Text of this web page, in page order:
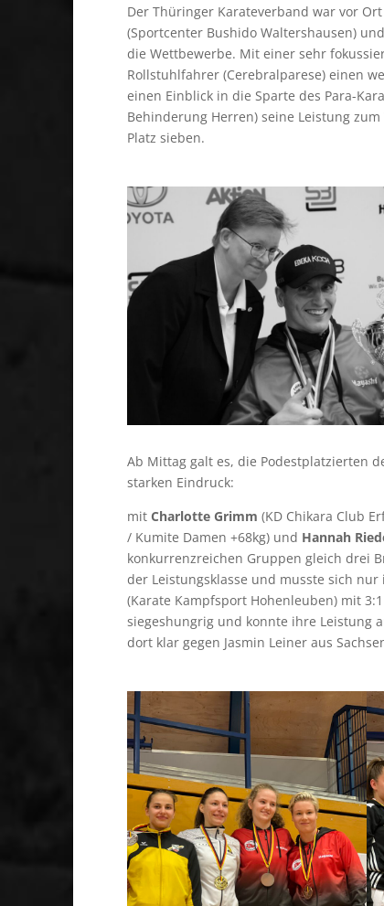
Der Thüringer Karateverband war vor
(Sportcenter Bushido Waltershausen) und
die Wettbewerbe. Mit einer sehr
Rollstuhlfahrer (Cerebralparese) einen
einen Einblick in die Sparte des Para-
Behinderung Herren) seine Leistung
Platz sieben.
Ab Mittag galt es, die Podestplatzierten
starken Eindruck:
mitCharlotte Grimm (KD Chikara Club
/ Kumite Damen +68kg) und Hannah
konkurrenzreichen Gruppen gleich drei
der Leistungsklasse und musste sich
(Karate Kampfsport Hohenleuben) mit
siegeshungrig und konnte ihre Leistung
dort klar gegen Jasmin Leiner aus